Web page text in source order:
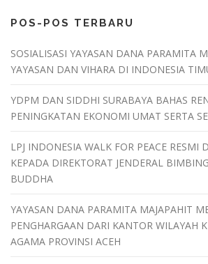
POS-POS TERBARU
SOSIALISASI YAYASAN DANA PARAMITA
YAYASAN DAN VIHARA DI INDONESIA
YDPM DAN SIDDHI SURABAYA BAHAS
PENINGKATAN EKONOMI UMAT SERTA
LPJ INDONESIA WALK FOR PEACE RESMI
KEPADA DIREKTORAT JENDERAL
BUDDHA
YAYASAN DANA PARAMITA MAJAPAHIT
PENGHARGAAN DARI KANTOR WILAYAH
AGAMA PROVINSI ACEH